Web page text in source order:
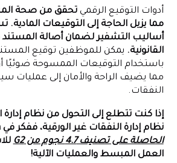
أدوات التوقيع الرقميتحقق من صحة
مما يزيل الحاجة إلى التوقيعات المادية.
أساليب التشفير لضمان أصالة المستند
القانونية. يمكن للموظفين توقيع
باستخدام التوقيعات الممسوحة ضوئيًا
مما يضيف الراحة والأمان إلى عمليات
النفقات.
إذا كنت تتطلع إلى التحول من نظام إدارة
نظام إدارة النفقات غير الورقية، ففكر في Alaan،
الحاصلة على تصنيف 4.7 نجوم من G2
العمل المبسط والعمليات الآلية!